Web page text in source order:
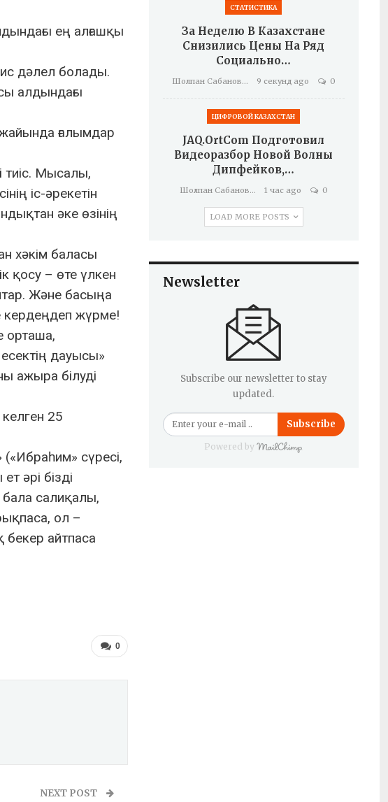
ең алғашқы
дәлел болады.
алдындағы
ғалымдар
тиіс. Мысалы,
іс-әрекетін
әке өзінің
хәкім баласы
қосу – өте үлкен
Және басыңа
кердеңдеп жүрме!
орташа,
дауысы»
ажыра білуді
25
сүресі,
әрі бізді
бала салиқалы,
ол –
бекер айтпаса
0
NEXT POST
СТАТИСТИКА
За Неделю В Казахстане
Снизились Цены На Ряд
Социально…
Шолпан Сабанова 9 секунд ago 0
ЦИФРОВОЙ КАЗАХСТАН
JAQ.OrtCom Подготовил
Видеоразбор Новой Волны
Дипфейков,…
Шолпан Сабанова 1 час ago 0
LOAD MORE POSTS
Newsletter
Subscribe our newsletter to stay
updated.
Subscribe
Powered by